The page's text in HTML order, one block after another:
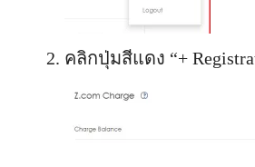
คลิกปุ่มสีแดง “+